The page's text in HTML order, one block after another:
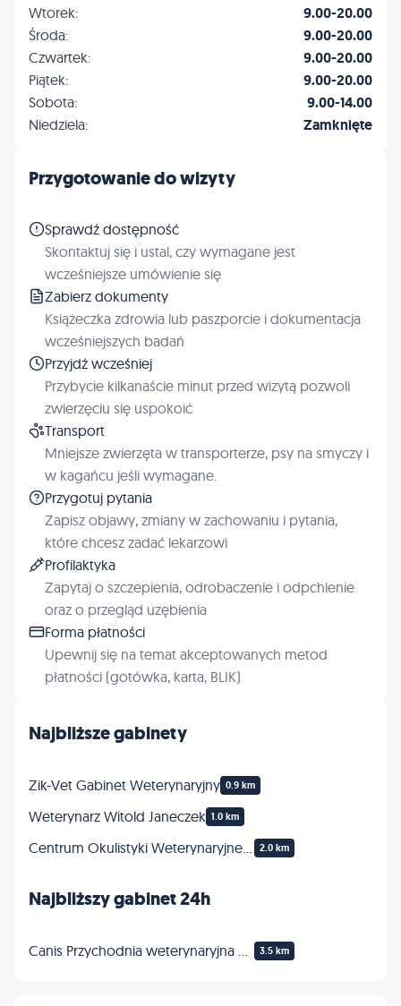
Najbliższe gabinety
Zik-Vet Gabinet Weterynaryjny 0.9 km
Weterynarz Witold Janeczek 1.0 km
2.0 km
Najbliższy gabinet 24h
3.5 km
Wtorek: 9.00-20.00
Środa: 9.00-20.00
Czwartek: 9.00-20.00
Piątek: 9.00-20.00
Sobota: 9.00-14.00
Niedziela: Zamknięte
Przygotowanie do wizyty
Sprawdź dostępność
Skontaktuj się i ustal, czy wymagane jest
wcześniejsze umówienie się
Zabierz dokumenty
Książeczka zdrowia lub paszporcie i dokumentacja
wcześniejszych badań
Przyjdź wcześniej
Przybycie kilkanaście minut przed wizytą pozwoli
zwierzęciu się uspokoić
Transport
Mniejsze zwierzęta w transporterze, psy na smyczy i
w kagańcu jeśli wymagane.
Przygotuj pytania
Zapisz objawy, zmiany w zachowaniu i pytania,
które chcesz zadać lekarzowi
Profilaktyka
Zapytaj o szczepienia, odrobaczenie i odpchlenie
oraz o przegląd uzębienia
Forma płatności
Upewnij się na temat akceptowanych metod
płatności (gotówka, karta, BLIK)